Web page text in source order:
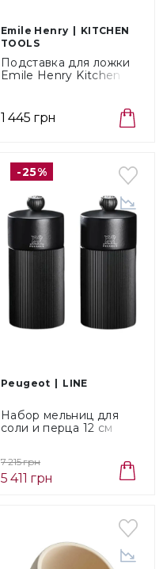
Emile Henry
KITCHEN
TOOLS
Подставка для ложки
Emile Henry Kitchen
1 445 грн
-25%
Peugeot LINE
Набор мельниц для
соли и перца 12 см
7 215 грн
5 411 грн